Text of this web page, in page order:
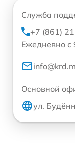
Служба
+7 (861)
Ежедневно с
Основной
ул.